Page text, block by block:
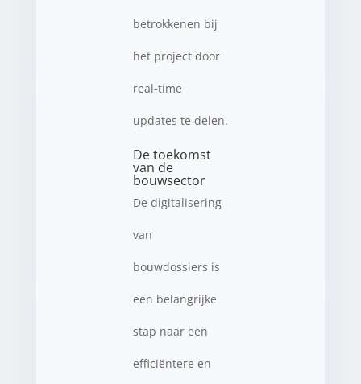
betrokkenen bij
het project door
real-time
updates te delen.
De toekomst
van de
bouwsector
De digitalisering
van
bouwdossiers is
een belangrijke
stap naar een
efficiëntere en